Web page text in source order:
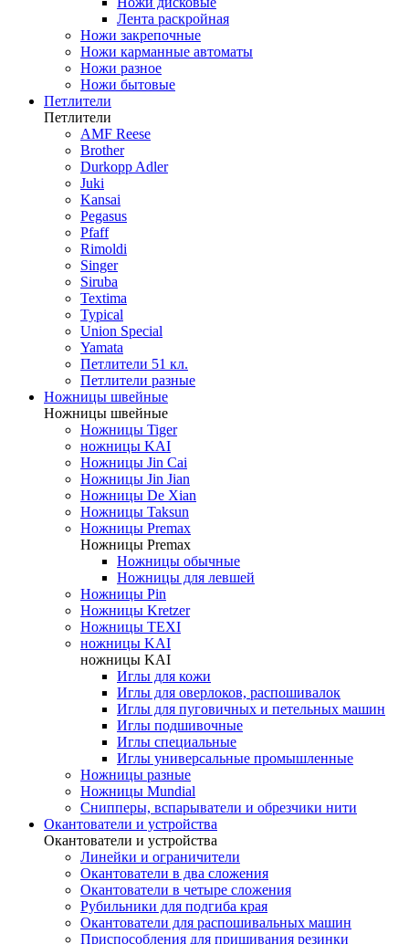
Лента раскройная
Ножи закрепочные
Ножи карманные автоматы
Ножи разное
Ножи бытовые
Петлители
Петлители
AMF Reese
Brother
Durkopp Adler
Juki
Kansai
Pegasus
Pfaff
Rimoldi
Singer
Siruba
Textima
Typical
Union Special
Yamata
Петлители 51 кл.
Петлители разные
Ножницы швейные
Ножницы швейные
Ножницы Tiger
ножницы KAI
Ножницы Jin Cai
Ножницы Jin Jian
Ножницы De Xian
Ножницы Taksun
Ножницы Premax
Ножницы Premax
Ножницы обычные
Ножницы для левшей
Ножницы Pin
Ножницы Kretzer
Ножницы TEXI
ножницы KAI
ножницы KAI
Иглы для кожи
Иглы для оверлоков, распошивалок
Иглы для пуговичных и петельных машин
Иглы подшивочные
Иглы специальные
Иглы универсальные промышленные
Ножницы разные
Ножницы Mundial
Снипперы, вспарыватели и обрезчики нити
Окантователи и устройства
Окантователи и устройства
Линейки и ограничители
Окантователи в два сложения
Окантователи в четыре сложения
Рубильники для подгиба края
Окантователи для распошивальных машин
Приспособления для пришивания резинки